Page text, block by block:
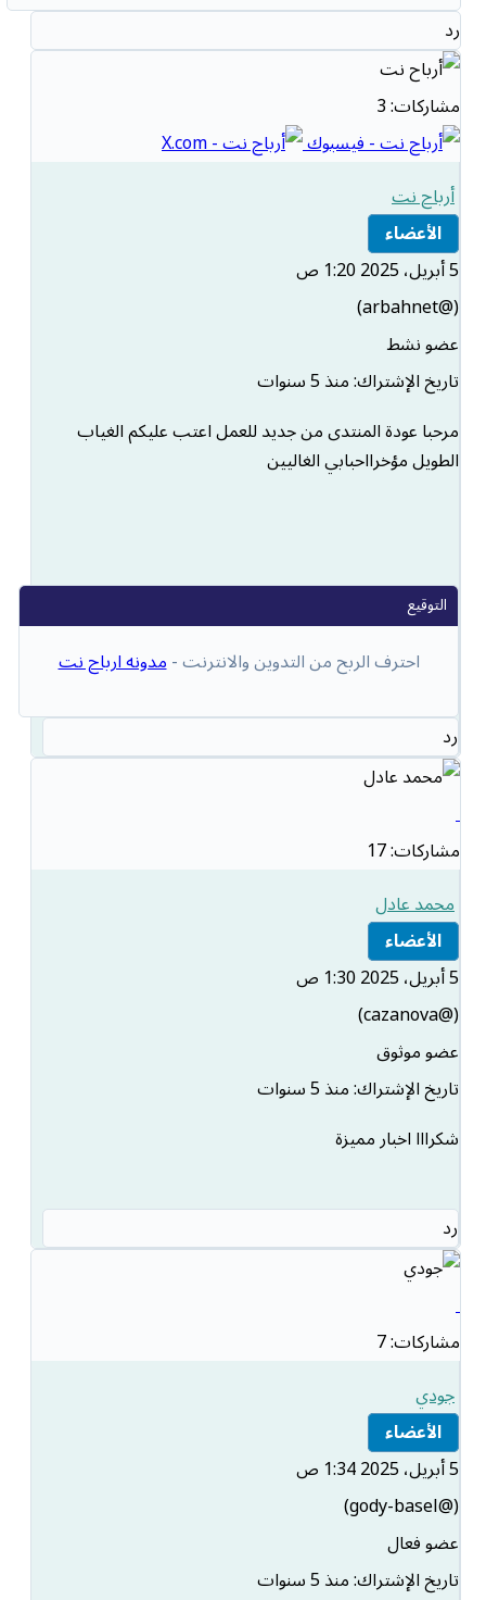
رد
مشاركات: 3
أرباح نت
الأعضاء
(@arbahnet)
عضو نشط
تاريخ الإشتراك: منذ 5 سنوات
مرحبا عودة المنتدى من جديد للعمل اعتب عليكم الغياب
الطويل مؤخرااحبابي الغاليين
احترف الربح من التدوين والانترنت -مدونه ارباح نت
رد
مشاركات: 17
محمد عادل
الأعضاء
(@cazanova)
عضو موثوق
تاريخ الإشتراك: منذ 5 سنوات
شكرااا اخبار مميزة
رد
مشاركات: 7
جودي
الأعضاء
(@gody-basel)
عضو فعال
تاريخ الإشتراك: منذ 5 سنوات